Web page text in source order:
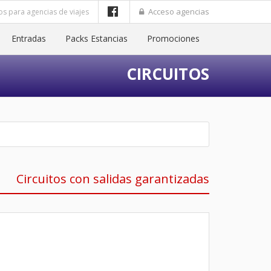
Acceso agencias
para agencias de viajes
Entradas Packs Estancias Promociones
CIRCUITOS
Circuitos con salidas garantizadas